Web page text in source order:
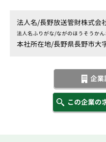
法人名/長野放送管財株式会
法人名ふりがな/ながのほうそうか
本社所在地/長野県長野市大
企業
この企業の